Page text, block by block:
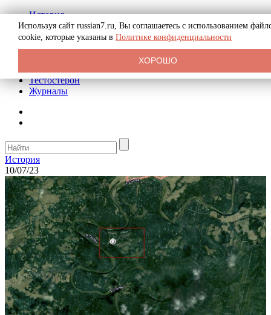
История
Биография
Криминал
Реклама на сайте
Тестостерон
Журналы
История
10/07/23
Используя сайт russian7.ru, Вы соглашаетесь с использованием
cookie, которые указаны в Политике конфиденциальности
ХОРОШО